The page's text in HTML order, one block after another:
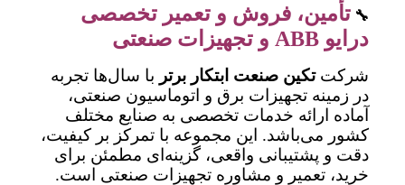
تأمین، فروش و تعمیر تخصصی
درایو ABB و تجهیزات صنعتی
شرکت تکین صنعت ابتکار برتر با سال‌ها تجربه
در زمینه تجهیزات برق و اتوماسیون صنعتی،
آماده ارائه خدمات تخصصی به صنایع مختلف
کشور می‌باشد. این مجموعه با تمرکز بر کیفیت،
دقت و پشتیبانی واقعی، گزینه‌ای مطمئن برای
خرید، تعمیر و مشاوره تجهیزات صنعتی است.